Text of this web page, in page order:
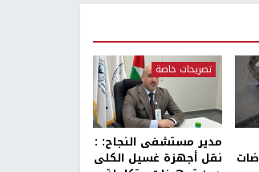
تصريحات خاصة
مدير مستشفى النجاح: :
نقل أجهزة غسيل الكلى